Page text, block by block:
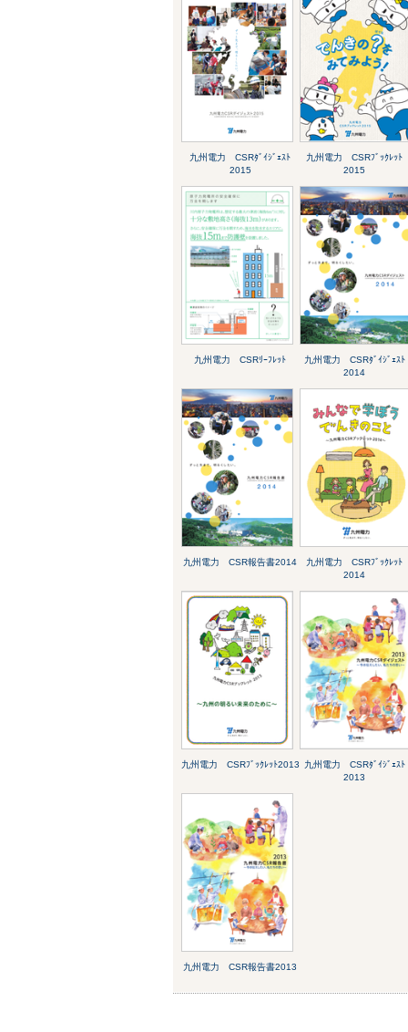
九州電力 CSRﾀﾞｲｼﾞｪｽﾄ
2015
九州電力 CSRﾌﾞｯｸﾚｯﾄ
2015
九州電力 CSRﾘｰﾌﾚｯﾄ
九州電力 CSRﾀﾞｲｼﾞｪｽﾄ
2014
九州電力 CSR報告書2014
九州電力 CSRﾌﾞｯｸﾚｯﾄ
2014
九州電力 CSRﾌﾞｯｸﾚｯﾄ2013
九州電力 CSRﾀﾞｲｼﾞｪｽﾄ
2013
九州電力 CSR報告書2013